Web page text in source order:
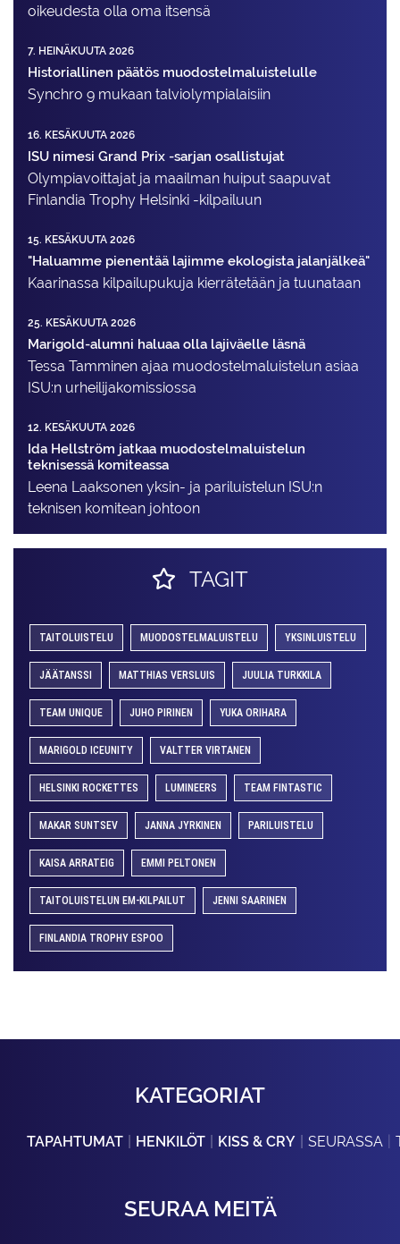
oikeudesta olla oma itsensä
7. HEINÄKUUTA 2026
Historiallinen päätös muodostelmaluistelulle
Synchro 9 mukaan talviolympialaisiin
16. KESÄKUUTA 2026
ISU nimesi Grand Prix -sarjan osallistujat
Olympiavoittajat ja maailman huiput saapuvat
Finlandia Trophy Helsinki -kilpailuun
15. KESÄKUUTA 2026
"Haluamme pienentää lajimme ekologista jalanjälkeä"
Kaarinassa kilpailupukuja kierrätetään ja tuunataan
25. KESÄKUUTA 2026
Marigold-alumni haluaa olla lajiväelle läsnä
Tessa Tamminen ajaa muodostelma­luistelun asiaa
ISU:n urheilija­komissiossa
12. KESÄKUUTA 2026
Ida Hellström jatkaa muodostelmaluistelun
teknisessä komiteassa
Leena Laaksonen yksin- ja pariluistelun ISU:n
teknisen komitean johtoon
TAGIT
TAITOLUISTELU MUODOSTELMALUISTELU YKSINLUISTELU
JÄÄTANSSI MATTHIAS VERSLUIS JUULIA TURKKILA
TEAM UNIQUE JUHO PIRINEN YUKA ORIHARA
MARIGOLD ICEUNITY VALTTER VIRTANEN
HELSINKI ROCKETTES LUMINEERS TEAM FINTASTIC
MAKAR SUNTSEV JANNA JYRKINEN PARILUISTELU
KAISA ARRATEIG EMMI PELTONEN
TAITOLUISTELUN EM-KILPAILUT JENNI SAARINEN
FINLANDIA TROPHY ESPOO
KATEGORIAT
TAPAHTUMAT HENKILÖT KISS & CRY SEURASSA
SEURAA MEITÄ